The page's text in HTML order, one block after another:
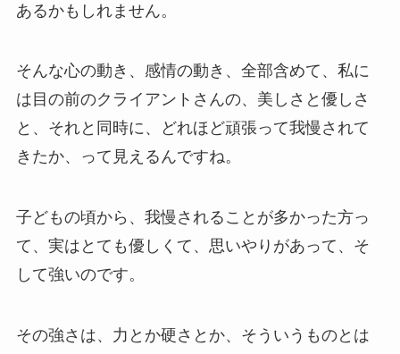
あるかもしれません。
そんな心の動き、感情の動き、全部含めて、私に
は目の前のクライアントさんの、美しさと優しさ
と、それと同時に、どれほど頑張って我慢されて
きたか、って見えるんですね。
子どもの頃から、我慢されることが多かった方っ
て、実はとても優しくて、思いやりがあって、そ
して強いのです。
その強さは、力とか硬さとか、そういうものとは